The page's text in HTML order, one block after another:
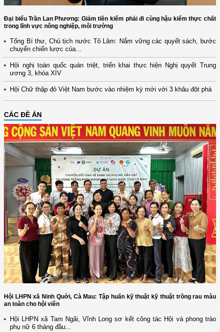
Đại biểu Trần Lan Phương: Giảm tiền kiểm phải đi cùng hậu kiểm thực chất
trong lĩnh vực nông nghiệp, môi trường
Tổng Bí thư, Chủ tịch nước Tô Lâm: Nắm vững các quyết sách, bước
chuyển chiến lược của...
Hội nghị toàn quốc quán triệt, triển khai thực hiện Nghị quyết Trung
ương 3, khóa XIV
Hội Chữ thập đỏ Việt Nam bước vào nhiệm kỳ mới với 3 khâu đột phá
CÁC ĐỀ ÁN
Hội LHPN xã Ninh Quới, Cà Mau: Tập huấn kỹ thuật kỹ thuật trồng rau màu
an toàn cho hội viên
Hội LHPN xã Tam Ngãi, Vĩnh Long sơ kết công tác Hội và phong trào
phụ nữ 6 tháng đầu...